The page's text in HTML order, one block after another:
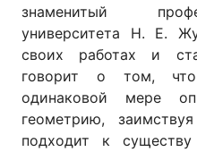
знаменитый
университета Н. Е.
своих работах и
говорит о том,
одинаковой мере
геометрию,
подходит к существу